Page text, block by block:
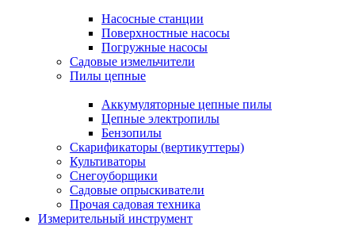
Насосные станции
Поверхностные насосы
Погружные насосы
Садовые измельчители
Пилы цепные
Аккумуляторные цепные пилы
Цепные электропилы
Бензопилы
Скарификаторы (вертикуттеры)
Культиваторы
Снегоуборщики
Садовые опрыскиватели
Прочая садовая техника
Измерительный инструмент